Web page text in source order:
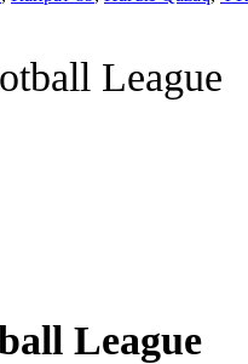
League
League